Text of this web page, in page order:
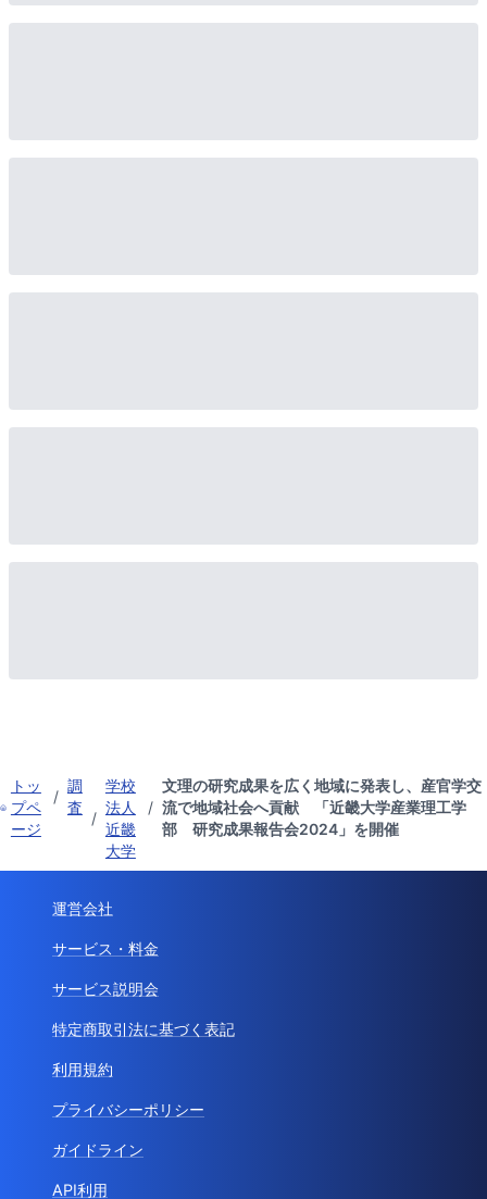
トッ
プペ
ージ
/
調
査
/
学校
法人
近畿
大学
/
文理の研究成果を広く地域に発表し、産官学交
流で地域社会へ貢献 「近畿大学産業理工学
部 研究成果報告会2024」を開催
運営会社
サービス・料金
サービス説明会
特定商取引法に基づく表記
利用規約
プライバシーポリシー
ガイドライン
API利用